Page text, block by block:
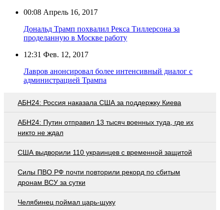
00:08 Апрель 16, 2017
Дональд Трамп похвалил Рекса Тиллерсона за
проделанную в Москве работу
12:31 Фев. 12, 2017
Лавров анонсировал более интенсивный диалог с
администрацией Трампа
АБН24: Россия наказала США за поддержку Киева
АБН24: Путин отправил 13 тысяч военных туда, где их
никто не ждал
США выдворили 110 украинцев с временной защитой
Cилы ПВО РФ почти повторили рекорд по сбитым
дронам ВСУ за сутки
Челябинец поймал царь-щуку